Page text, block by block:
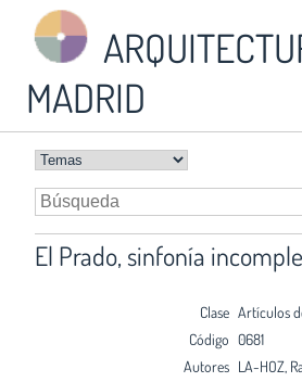
MADRID
El Prado, sinfonía
Clase Artículos
Código 0681
Autores LA-HOZ,